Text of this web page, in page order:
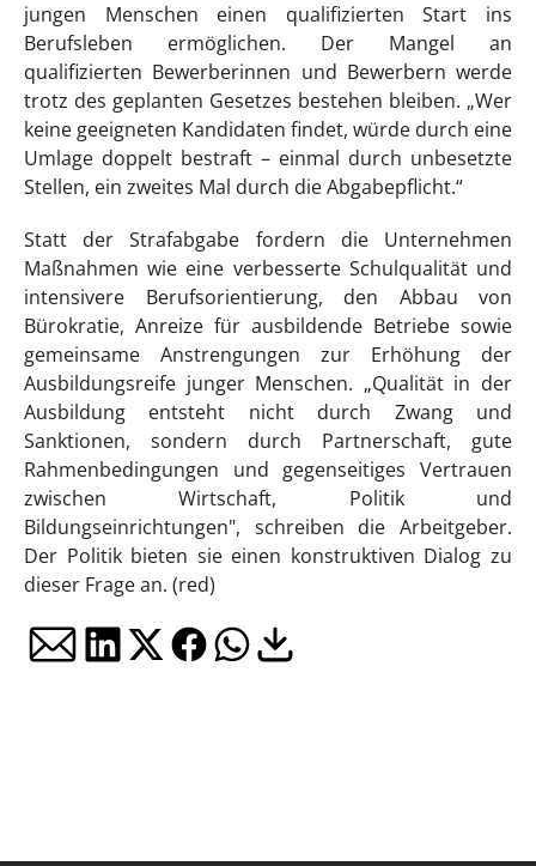
jungen Menschen einen qualifizierten Start ins
Berufsleben ermöglichen. Der Mangel an
qualifizierten Bewerberinnen und Bewerbern werde
trotz des geplanten Gesetzes bestehen bleiben. „Wer
keine geeigneten Kandidaten findet, würde durch eine
Umlage doppelt bestraft – einmal durch unbesetzte
Stellen, ein zweites Mal durch die Abgabepflicht.“
Statt der Strafabgabe fordern die Unternehmen
Maßnahmen wie eine verbesserte Schulqualität und
intensivere Berufsorientierung, den Abbau von
Bürokratie, Anreize für ausbildende Betriebe sowie
gemeinsame Anstrengungen zur Erhöhung der
Ausbildungsreife junger Menschen. „Qualität in der
Ausbildung entsteht nicht durch Zwang und
Sanktionen, sondern durch Partnerschaft, gute
Rahmenbedingungen und gegenseitiges Vertrauen
zwischen Wirtschaft, Politik und
Bildungseinrichtungen", schreiben die Arbeitgeber.
Der Politik bieten sie einen konstruktiven Dialog zu
dieser Frage an. (red)